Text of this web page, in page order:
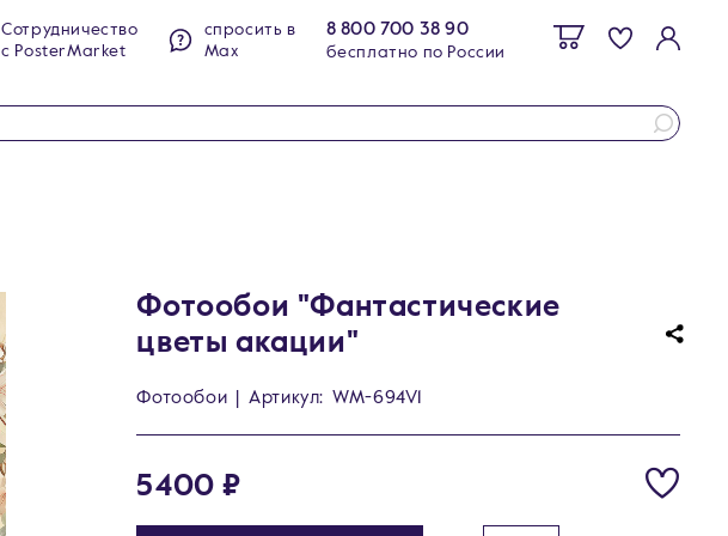
Сотрудничество
с PosterMarket
спросить в
Max
8 800 700 38 90
бесплатно по России
Фотообои "Фантастические
цветы акации"
Фотообои Артикул: WM-694V1
5400 ₽